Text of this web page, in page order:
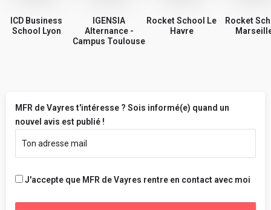
ICD Business
School Lyon
IGENSIA
Alternance -
Campus Toulouse
Rocket School Le
Havre
Rocket
MFR de Vayres t'intéresse ? Sois informé(e) quand un
nouvel avis est publié !
J'accepte que MFR de Vayres rentre en contact avec moi